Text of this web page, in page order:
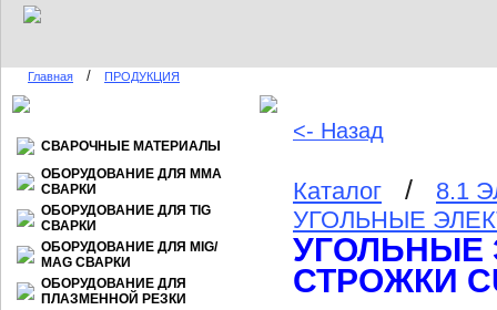
Главная / ПРОДУКЦИЯ
СВАРОЧНЫЕ МАТЕРИАЛЫ
ОБОРУДОВАНИЕ ДЛЯ ММА
СВАРКИ
ОБОРУДОВАНИЕ ДЛЯ TIG
СВАРКИ
ОБОРУДОВАНИЕ ДЛЯ МIG/
МАG СВАРКИ
ОБОРУДОВАНИЕ ДЛЯ
ПЛАЗМЕННОЙ РЕЗКИ
<- Назад
Каталог / 8.1
УГОЛЬНЫЕ
УГОЛЬНЫЕ
СТРОЖКИ